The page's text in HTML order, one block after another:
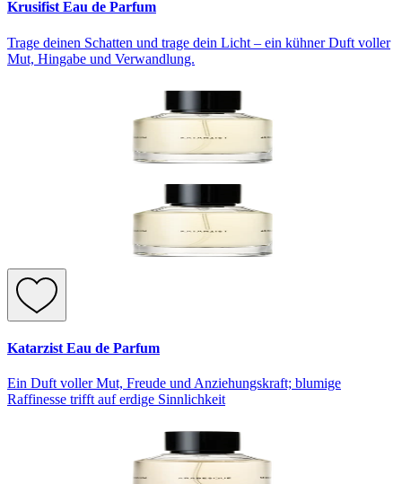
Krusifist Eau de Parfum
Trage deinen Schatten und trage dein Licht – ein kühner Duft voller
Mut, Hingabe und Verwandlung.
Katarzist Eau de Parfum
Ein Duft voller Mut, Freude und Anziehungskraft; blumige
Raffinesse trifft auf erdige Sinnlichkeit